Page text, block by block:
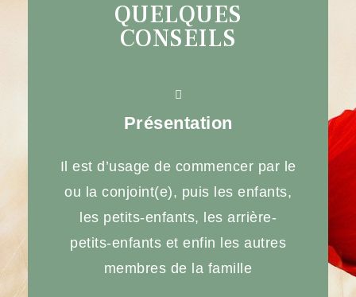
QUELQUES
CONSEILS
Présentation
Il est d’usage de commencer par le
ou la conjoint(e), puis les enfants,
les petits-enfants, les arrière-
petits-enfants et enfin les autres
membres de la famille